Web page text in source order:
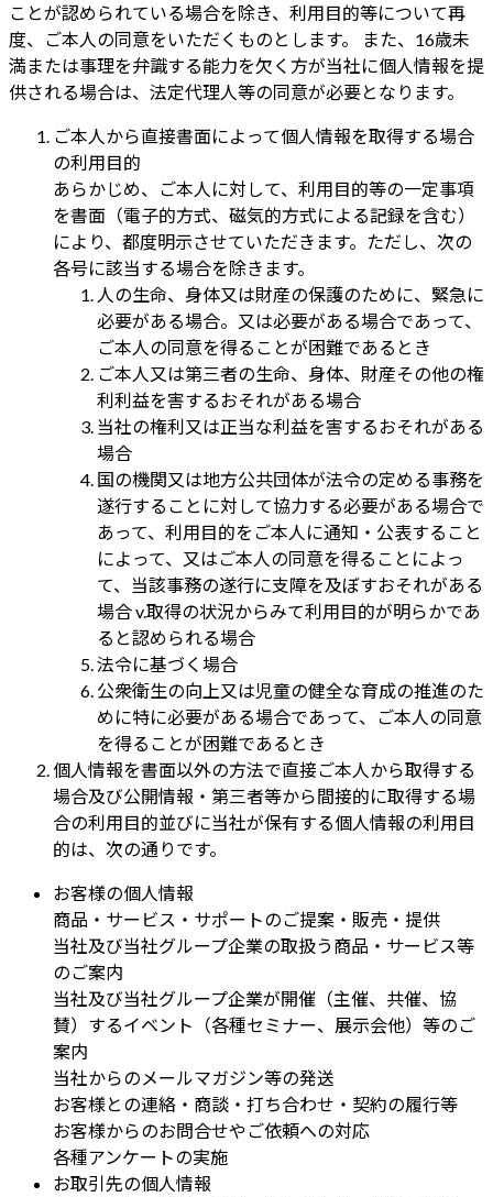
ことが認められている場合を除き、利用目的等について再
度、ご本人の同意をいただくものとします。 また、16歳未
満または事理を弁識する能力を欠く方が当社に個人情報を提
供される場合は、法定代理人等の同意が必要となります。
ご本人から直接書面によって個人情報を取得する場合
の利用目的
あらかじめ、ご本人に対して、利用目的等の一定事項
を書面（電子的方式、磁気的方式による記録を含む）
により、都度明示させていただきます。ただし、次の
各号に該当する場合を除きます。
人の生命、身体又は財産の保護のために、緊急に
必要がある場合。又は必要がある場合であって、
ご本人の同意を得ることが困難であるとき
ご本人又は第三者の生命、身体、財産その他の権
利利益を害するおそれがある場合
当社の権利又は正当な利益を害するおそれがある
場合
国の機関又は地方公共団体が法令の定める事務を
遂行することに対して協力する必要がある場合で
あって、利用目的をご本人に通知・公表すること
によって、又はご本人の同意を得ることによっ
て、当該事務の遂行に支障を及ぼすおそれがある
場合 v.取得の状況からみて利用目的が明らかであ
ると認められる場合
法令に基づく場合
公衆衛生の向上又は児童の健全な育成の推進のた
めに特に必要がある場合であって、ご本人の同意
を得ることが困難であるとき
個人情報を書面以外の方法で直接ご本人から取得する
場合及び公開情報・第三者等から間接的に取得する場
合の利用目的並びに当社が保有する個人情報の利用目
的は、次の通りです。
お客様の個人情報
商品・サービス・サポートのご提案・販売・提供
当社及び当社グループ企業の取扱う商品・サービス等
のご案内
当社及び当社グループ企業が開催（主催、共催、協
賛）するイベント（各種セミナー、展示会他）等のご
案内
当社からのメールマガジン等の発送
お客様との連絡・商談・打ち合わせ・契約の履行等
お客様からのお問合せやご依頼への対応
各種アンケートの実施
お取引先の個人情報